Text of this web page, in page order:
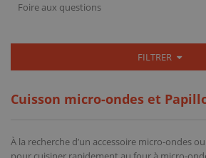
Foire aux questions
FILTRER
Cuisson micro-ondes et
À la recherche d’un accessoire micro-ondes